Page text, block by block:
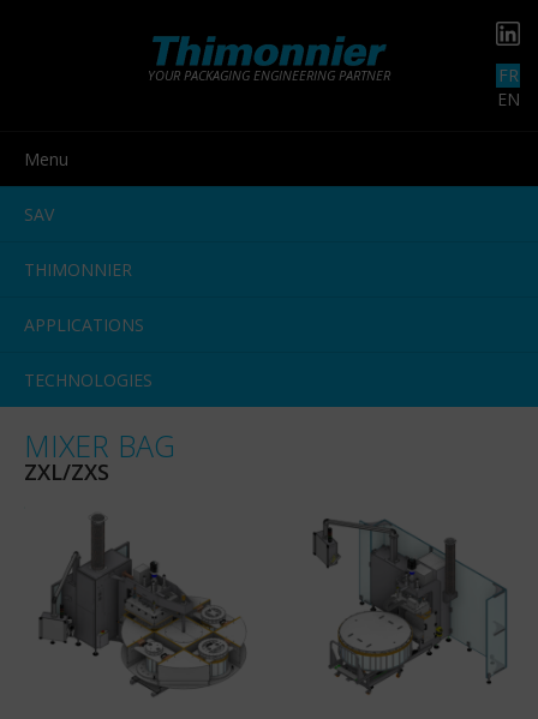
FR
EN
YOUR PACKAGING ENGINEERING PARTNER
Menu
SAV
THIMONNIER
APPLICATIONS
TECHNOLOGIES
MIXER BAG
ZXL/ZXS